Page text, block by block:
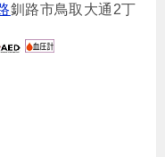
釧路市鳥取大通2丁